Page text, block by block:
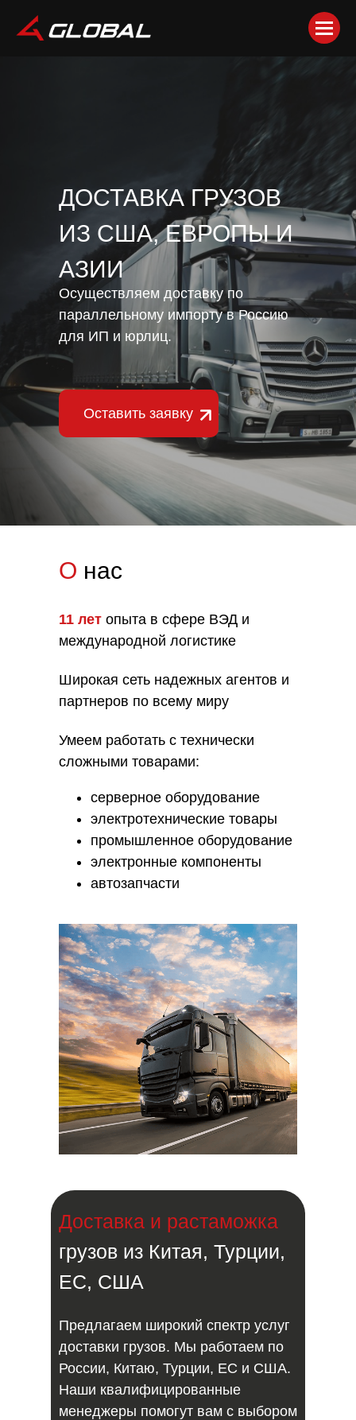
Оставить заявку
ДОСТАВКА ГРУЗОВ
ИЗ США, ЕВРОПЫ И
АЗИИ
Осуществляем доставку по
параллельному импорту в Россию
для ИП и юрлиц.
О нас
Умеем работать с технически
сложными товарами:
серверное оборудование
электротехнические товары
промышленное оборудование
электронные компоненты
автозапчасти
11 лет опыта в сфере ВЭД и
международной логистике
Широкая сеть надежных агентов и
партнеров по всему миру
Доставка и растаможка
грузов из Китая, Турции,
ЕС, США
Предлагаем широкий спектр услуг
доставки грузов. Мы работаем по
России, Китаю, Турции, ЕС и США.
Наши квалифицированные
менеджеры помогут вам с выбором